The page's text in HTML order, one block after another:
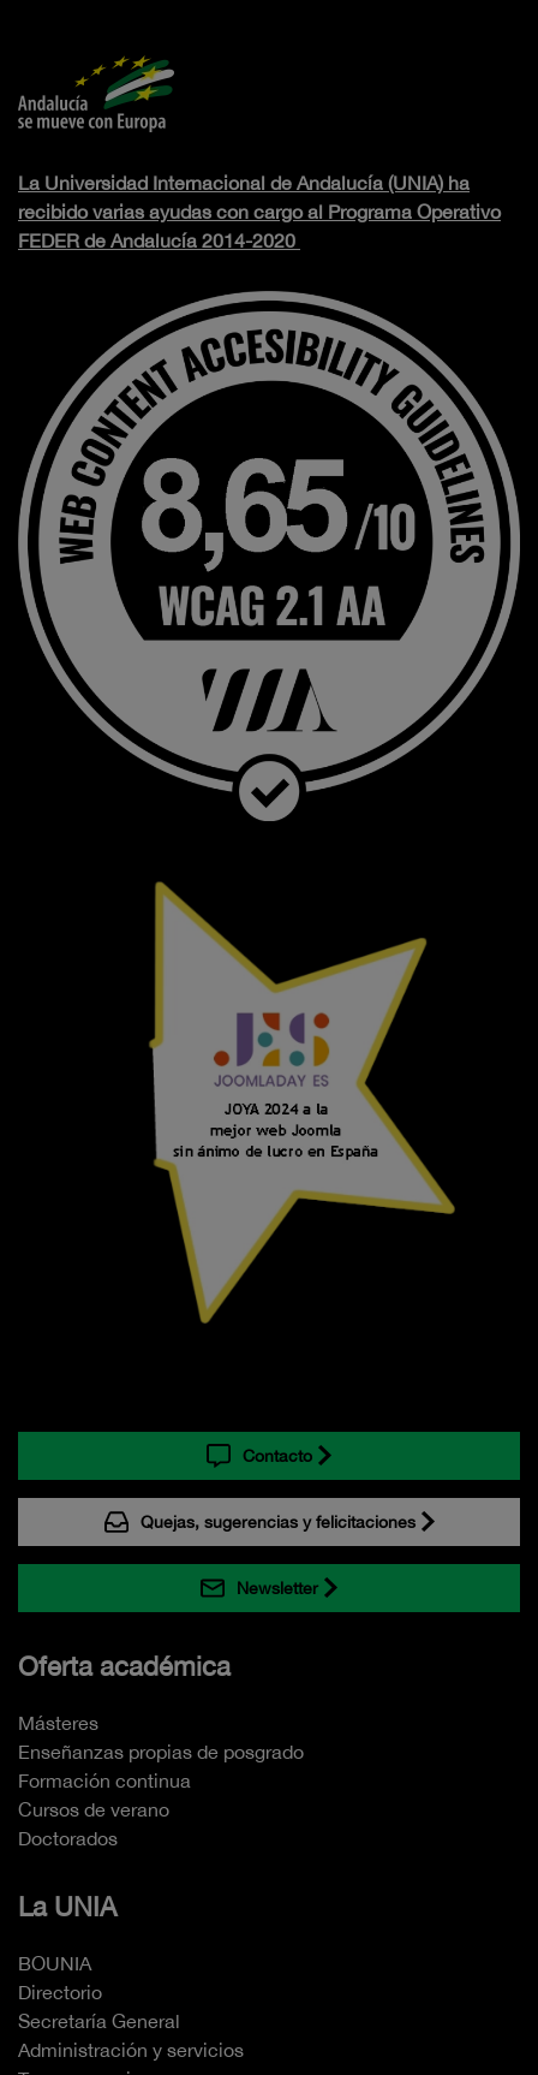
La Universidad Internacional de Andalucía (UNIA) ha
recibido varias ayudas con cargo al Programa Operativo
FEDER de Andalucía 2014-2020
Contacto
Quejas, sugerencias y felicitaciones
Newsletter
Oferta académica
Másteres
Enseñanzas propias de posgrado
Formación continua
Cursos de verano
Doctorados
La UNIA
BOUNIA
Directorio
Secretaría General
Administración y servicios